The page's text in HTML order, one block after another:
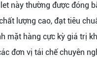
này thường được đóng
lượng cao, đạt tiêu
mặt hàng cực kỳ giá trị
đơn vị tái chế chuyên